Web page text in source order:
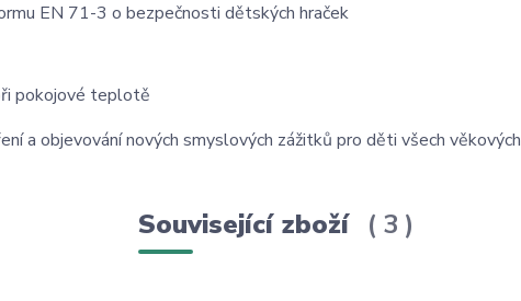
EN 71-3 o bezpečnosti dětských hraček
pokojové teplotě
a objevování nových smyslových zážitků pro děti všech
Související zboží 3